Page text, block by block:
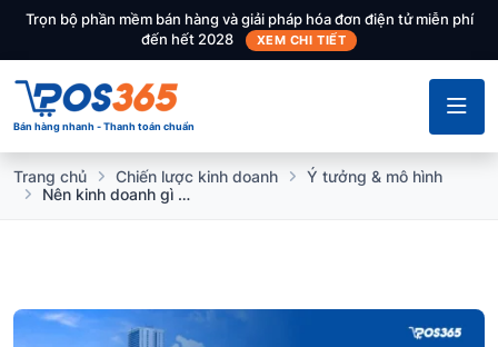
Trọn bộ phần mềm bán hàng và giải pháp hóa đơn điện tử miễn phí
đến hết 2028
XEM CHI TIẾT
Bán hàng nhanh - Thanh toán chuẩn
Trang chủ Chiến lược kinh doanh
Ý tưởng & mô hình
Nên kinh doanh gì ở khu du lịch biển để mang lại lợi nhuận khủng?